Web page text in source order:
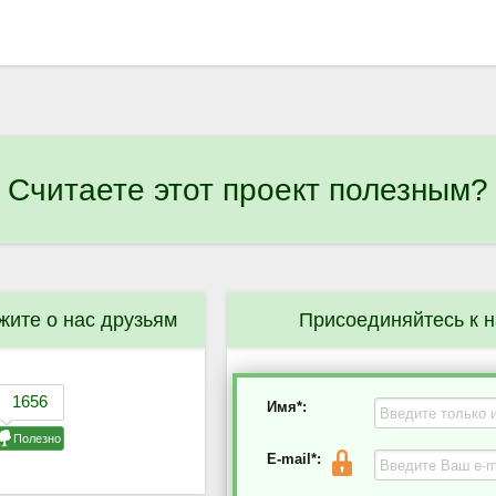
Считаете этот проект полезным?
о нас друзьям Присоединяйтесь к
Имя*:
E-mail*: